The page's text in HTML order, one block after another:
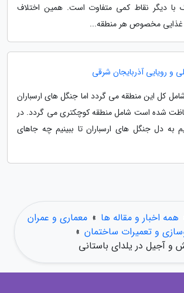
با دیگر نقاط کمی متفاوت است. همین اختلاف
غذایی مخصوص هر منطقه...
و رویایی آذربایجان شرقی
کل این منطقه می گردد اما جنگل های ارسباران
شده است شامل منطقه کوچکتری می گردد. در
به دل جنگل های ارسباران تا ببینیم چه جاهای
همه اخبار و مقاله ها » معماری و عمران
و تعمیرات ساختمان »
و آجیل در یلدای باستانی